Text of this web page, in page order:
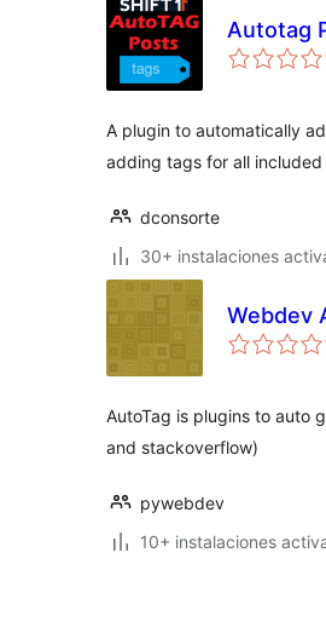
Autotag
A plugin to automatically
adding tags for all included
dconsorte
30+ instalaciones
Webdev
AutoTag is plugins to auto
and stackoverflow)
pywebdev
10+ instalaciones